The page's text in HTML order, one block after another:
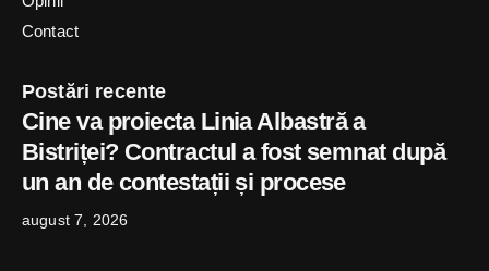
Contact
Postări recente
Cine va proiecta Linia Albastră a
Bistriței? Contractul a fost semnat după
un an de contestații și procese
august 7, 2026